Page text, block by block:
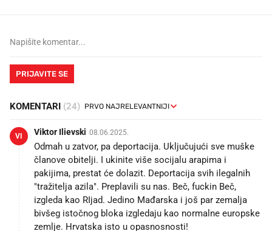
PRIJAVITE SE
KOMENTARI (24)
VI Viktor Ilievski 08.06.2025.
Odmah u zatvor, pa deportacija. Uključujući sve muške
članove obitelji. I ukinite više socijalu arapima i
pakijima, prestat će dolazit. Deportacija svih ilegalnih
"tražitelja azila". Preplavili su nas. Beč, fuckin Beč,
izgleda kao RIjad. Jedino Mađarska i još par zemalja
bivšeg istočnog bloka izgledaju kao normalne europske
zemlje. Hrvatska isto u opasnosnosti!